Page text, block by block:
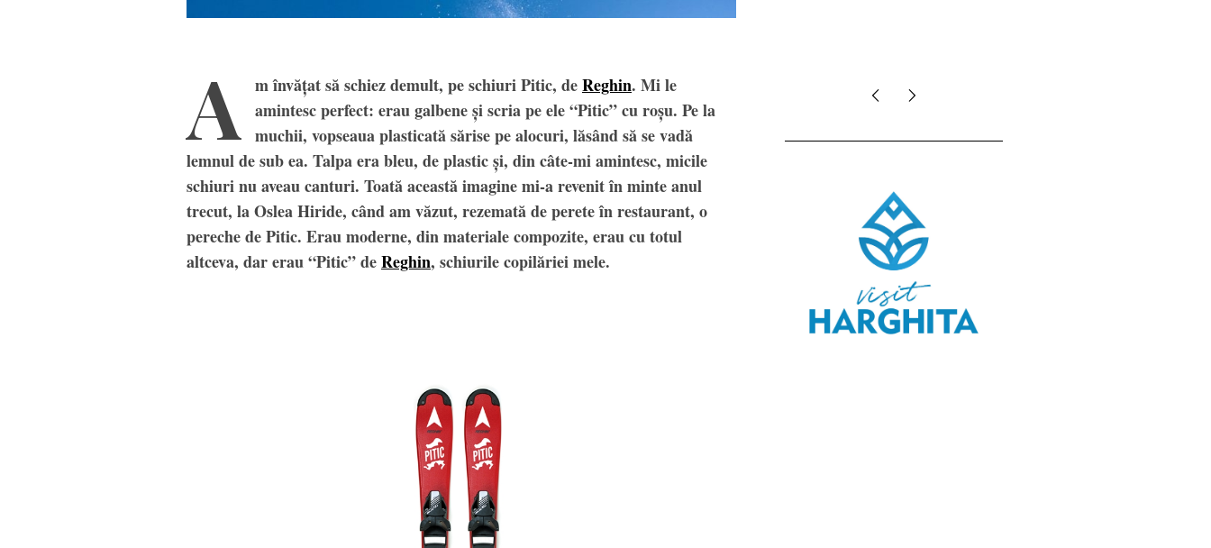
A m învățat să schiez demult, pe schiuri Pitic, deReghin. Mi le
amintesc perfect: erau galbene și scria pe ele “Pitic” cu roșu. Pe la
muchii, vopseaua plasticată sărise pe alocuri, lăsând să se vadă
lemnul de sub ea. Talpa era bleu, de plastic și, din câte-mi amintesc, micile
schiuri nu aveau canturi. Toată această imagine mi-a revenit în minte anul
trecut, la Oslea Hiride, când am văzut, rezemată de perete în restaurant, o
pereche de Pitic. Erau moderne, din materiale compozite, erau cu totul
altceva, dar erau “Pitic” deReghin, schiurile copilăriei mele.